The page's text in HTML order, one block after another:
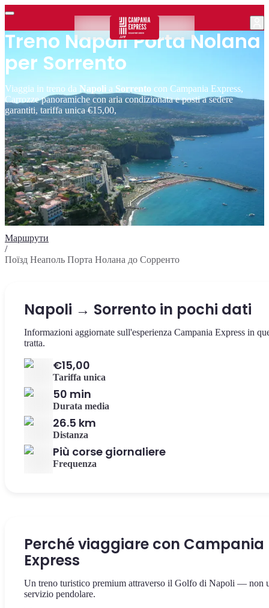
Treno Napoli Porta Nolana
per Sorrento
Viaggia in treno da Napoli a Sorrento con Campania Express,
Carrozze panoramiche con aria condizionata e posti a sedere
garantiti, tariffa unica €15,00,
Маршрути
/
Поїзд Неаполь Порта Нолана до Сорренто
Napoli → Sorrento in pochi dati
Informazioni aggiornate sull'esperienza Campania Express in
tratta.
€15,00
Tariffa unica
50 min
Durata media
26.5 km
Distanza
Più corse giornaliere
Frequenza
Perché viaggiare con Campania
Express
Un treno turistico premium attraverso il Golfo di Napoli — non
servizio pendolare.